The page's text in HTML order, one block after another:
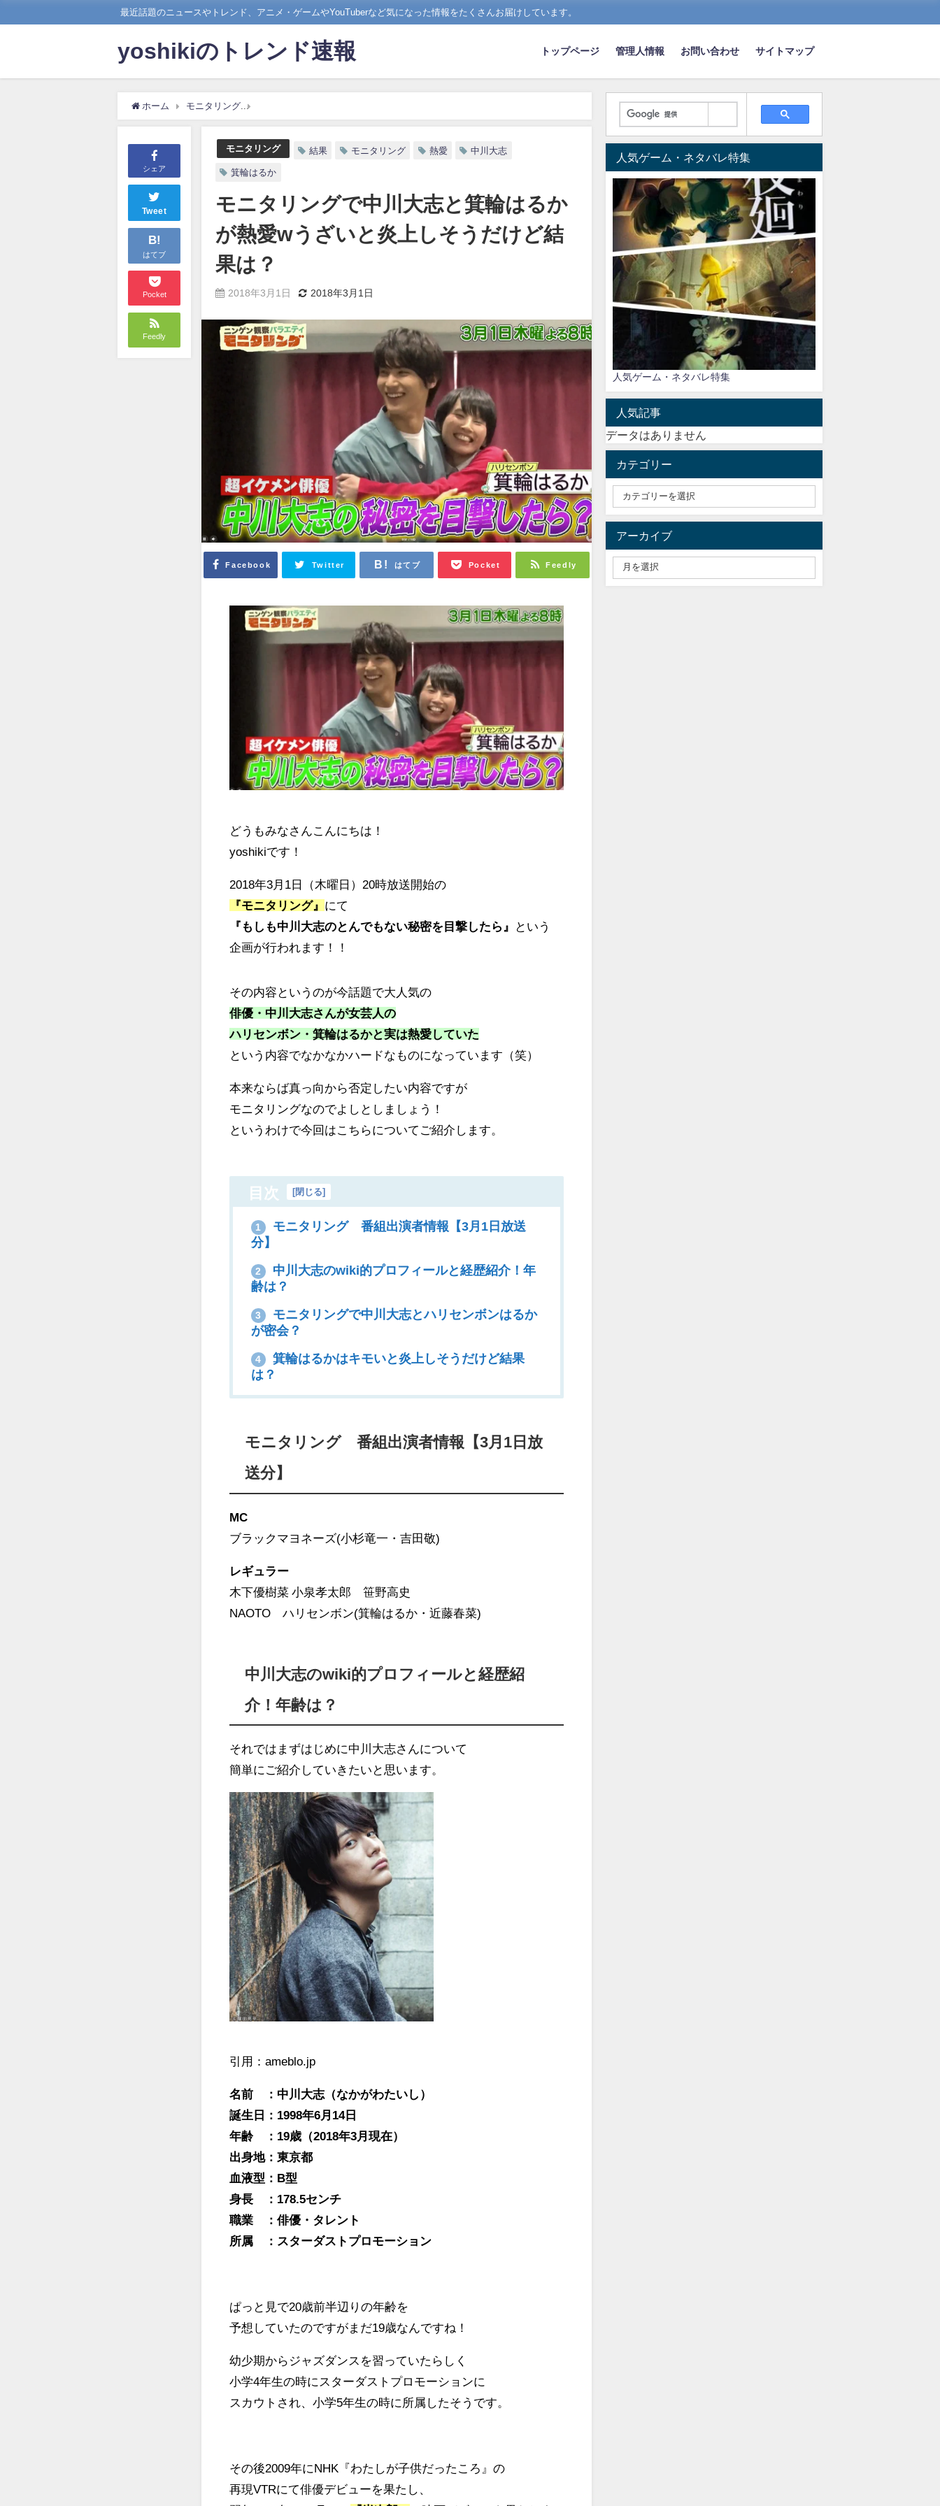
最近話題のニュースやトレンド、アニメ・ゲームやYouTuberなど気になった情報をたくさんお届けしています。
yoshikiのトレンド速報 トップページ 管理人情報 お問い合わせ サイトマップ
ホーム モニタリング
シェア
Tweet
B!
はてブ
Pocket
Feedly
モニタリング 結果 モニタリング 熱愛 中川大志
箕輪はるか
モニタリングで中川大志と箕輪はるか
が熱愛wうざいと炎上しそうだけど結
果は？
2018年3月1日 2018年3月1日
Facebook Twitter はてブ Pocket Feedly
どうもみなさんこんにちは！
yoshikiです！
2018年3月1日（木曜日）20時放送開始の
『モニタリング』 にて
『もしも中川大志のとんでもない秘密を目撃したら』
という
企画が行われます！！
その内容というのが今話題で大人気の
俳優・中川大志さんが女芸人の
ハリセンボン・箕輪はるかと実は熱愛していた
という内容でなかなかハードなものになっています（笑）
本来ならば真っ向から否定したい内容ですが
モニタリングなのでよしとしましょう！
というわけで今回はこちらについてご紹介します。
目次 [閉じる]
1
モニタリング 番組出演者情報【3月1日放送
分】
2
中川大志のwiki的プロフィールと経歴紹介！年
齢は？
3
モニタリングで中川大志とハリセンボンはるか
が密会？
4
箕輪はるかはキモいと炎上しそうだけど結果
は？
モニタリング 番組出演者情報【3月1日放
送分】
MC
ブラックマヨネーズ(小杉竜一・吉田敬)
レギュラー
木下優樹菜 小泉孝太郎 笹野高史
NAOTO ハリセンボン(箕輪はるか・近藤春菜)
中川大志のwiki的プロフィールと経歴紹
介！年齢は？
それではまずはじめに中川大志さんについて
簡単にご紹介していきたいと思います。
引用：ameblo.jp
名前 ：中川大志（なかがわたいし）
誕生日：1998年6月14日
年齢 ：19歳（2018年3月現在）
出身地：東京都
血液型：B型
身長 ：178.5センチ
職業 ：俳優・タレント
所属 ：スターダストプロモーション
ぱっと見で20歳前半辺りの年齢を
予想していたのですがまだ19歳なんですね！
幼少期からジャズダンスを習っていたらしく
小学4年生の時にスターダストプロモーションに
スカウトされ、小学5年生の時に所属したそうです。
その後2009年にNHK『わたしが子供だったころ』の
再現VTRにて俳優デビューを果たし、
人気ゲーム・ネタバレ特集
人気ゲーム・ネタバレ特集
人気記事
データはありません
カテゴリー
アーカイブ